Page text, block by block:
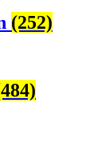
(252)